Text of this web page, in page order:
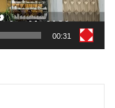
00:31